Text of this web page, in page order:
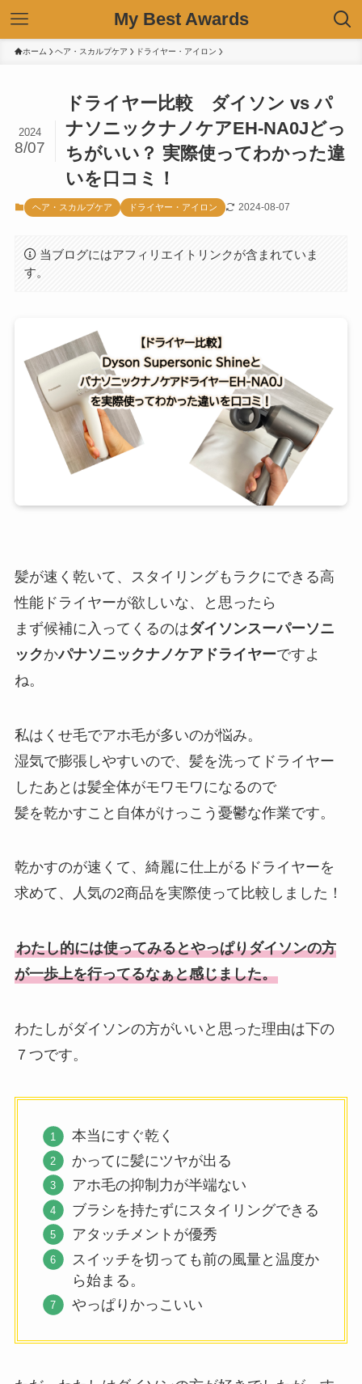
My Best Awards
ホーム ヘア・スカルプケア ドライヤー・アイロン
ドライヤー比較 ダイソン vs パ
ナソニックナノケアEH-NA0Jどっ
ちがいい？ 実際使ってわかった違
いを口コミ！
2024
8/07
ヘア・スカルプケア ドライヤー・アイロン 2024-08-07
当ブログにはアフィリエイトリンクが含まれていま
す。
髪が速く乾いて、スタイリングもラクにできる高
性能ドライヤーが欲しいな、と思ったら
まず候補に入ってくるのはダイソンスーパーソニ
ックかパナソニックナノケアドライヤーですよ
ね。
私はくせ毛でアホ毛が多いのが悩み。
湿気で膨張しやすいので、髪を洗ってドライヤー
したあとは髪全体がモワモワになるので
髪を乾かすこと自体がけっこう憂鬱な作業です。
乾かすのが速くて、綺麗に仕上がるドライヤーを
求めて、人気の2商品を実際使って比較しました！
わたし的には使ってみるとやっぱりダイソンの方
が一歩上を行ってるなぁと感じました。
わたしがダイソンの方がいいと思った理由は下の
７つです。
本当にすぐ乾く
かってに髪にツヤが出る
アホ毛の抑制力が半端ない
ブラシを持たずにスタイリングできる
アタッチメントが優秀
スイッチを切っても前の風量と温度か
ら始まる。
やっぱりかっこいい